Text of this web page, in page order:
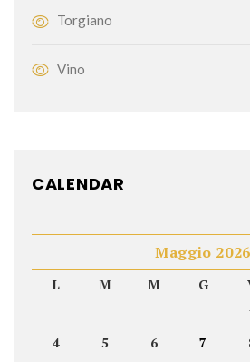
Torgiano
Vino
CALENDAR
Maggio 2026
L M M G
4
5 6 7